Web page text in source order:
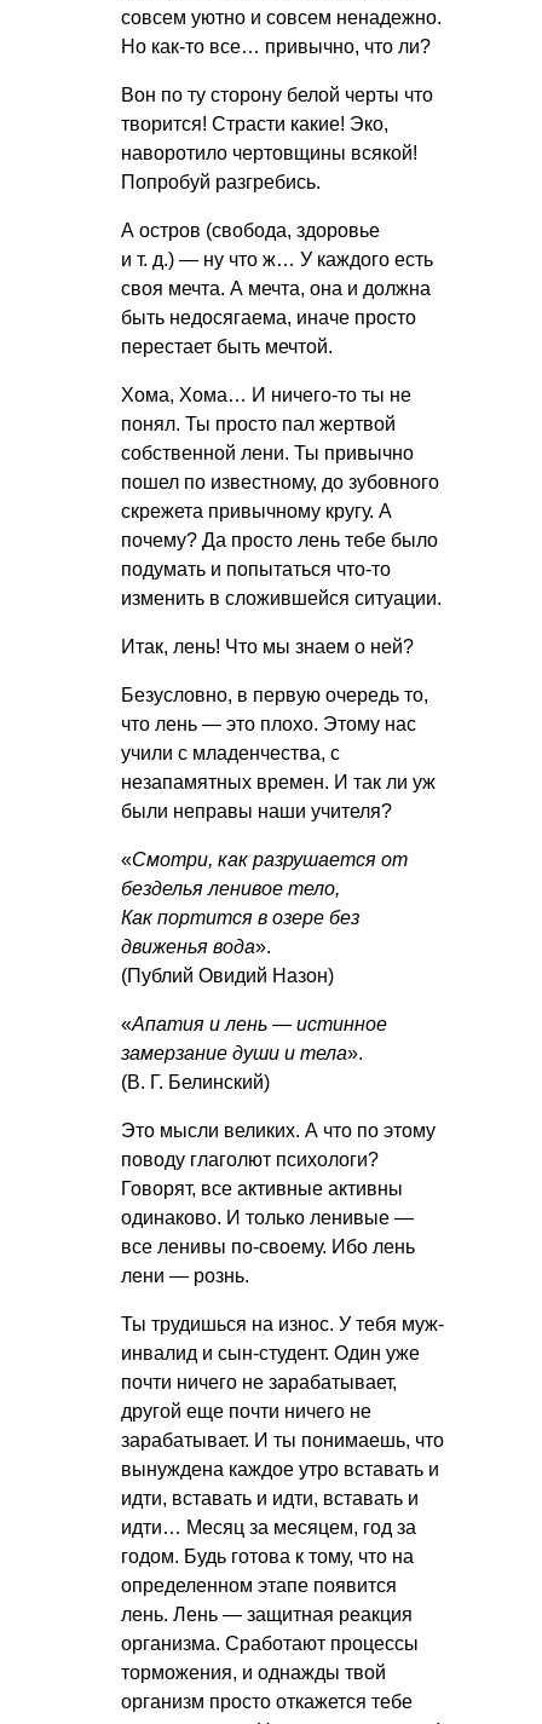
совсем уютно и совсем ненадежно.
Но как-то все… привычно, что ли?
Вон по ту сторону белой черты что
творится! Страсти какие! Эко,
наворотило чертовщины всякой!
Попробуй разгребись.
А остров (свобода, здоровье
и т. д.) — ну что ж… У каждого есть
своя мечта. А мечта, она и должна
быть недосягаема, иначе просто
перестает быть мечтой.
Хома, Хома… И ничего-то ты не
понял. Ты просто пал жертвой
собственной лени. Ты привычно
пошел по известному, до зубовного
скрежета привычному кругу. А
почему? Да просто лень тебе было
подумать и попытаться что-то
изменить в сложившейся ситуации.
Итак, лень! Что мы знаем о ней?
Безусловно, в первую очередь то,
что лень — это плохо. Этому нас
учили с младенчества, с
незапамятных времен. И так ли уж
были неправы наши учителя?
«Смотри, как разрушается от
безделья ленивое тело,
Как портится в озере без
движенья вода».
(Публий Овидий Назон)
«Апатия и лень — истинное
замерзание души и тела».
(В. Г. Белинский)
Это мысли великих. А что по этому
поводу глаголют психологи?
Говорят, все активные активны
одинаково. И только ленивые —
все ленивы по-своему. Ибо лень
лени — рознь.
Ты трудишься на износ. У тебя муж-
инвалид и сын-студент. Один уже
почти ничего не зарабатывает,
другой еще почти ничего не
зарабатывает. И ты понимаешь, что
вынуждена каждое утро вставать и
идти, вставать и идти, вставать и
идти… Месяц за месяцем, год за
годом. Будь готова к тому, что на
определенном этапе появится
лень. Лень — защитная реакция
организма. Сработают процессы
торможения, и однажды твой
организм просто откажется тебе